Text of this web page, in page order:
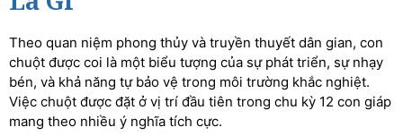
Theo quan niệm phong thủy và truyền thuyết dân gian, con
chuột được coi là một biểu tượng của sự phát triển, sự nhạy
bén, và khả năng tự bảo vệ trong môi trường khắc nghiệt.
Việc chuột được đặt ở vị trí đầu tiên trong chu kỳ 12 con giáp
mang theo nhiều ý nghĩa tích cực.